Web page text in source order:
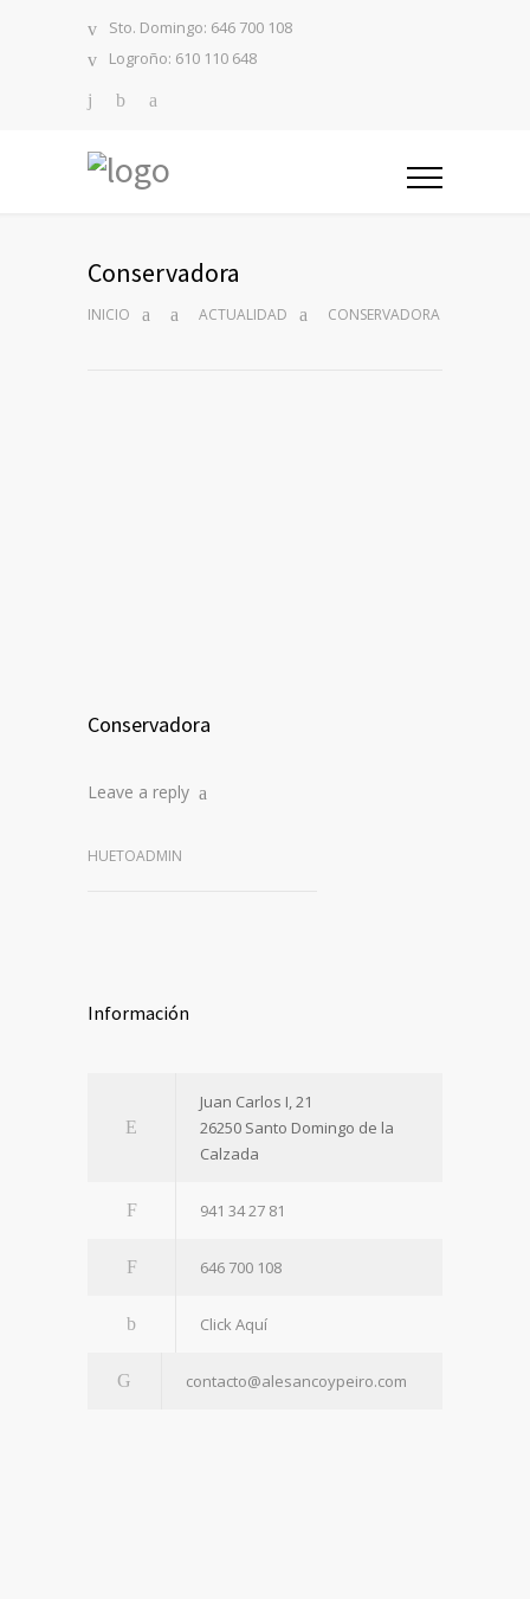
Sto. Domingo: 646 700 108
Logroño: 610 110 648
Conservadora
INICIO ACTUALIDAD CONSERVADORA
Conservadora
Leave a reply
HUETOADMIN
Información
Juan Carlos I, 21
26250 Santo Domingo de la
Calzada
941 34 27 81
646 700 108
Click Aquí
contacto@alesancoypeiro.com